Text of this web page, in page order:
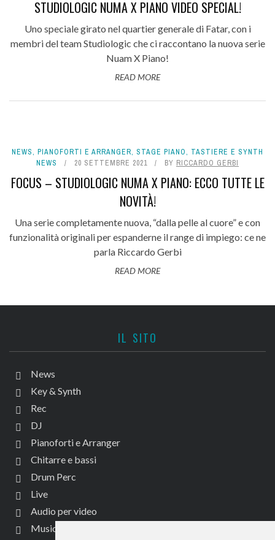
STUDIOLOGIC NUMA X PIANO VIDEO SPECIAL!
Uno speciale girato nel quartier generale di Fatar, con i
membri del team Studiologic che ci raccontano la nuova serie
Nuam X Piano!
READ MORE
NEWS, PIANOFORTI E ARRANGER, STAGE PIANO, TASTIERE E SYNTH
NEWS
20 SETTEMBRE 2021 BY RICCARDO GERBI
FOCUS – STUDIOLOGIC NUMA X PIANO: ECCO TUTTE LE
NOVITÀ!
Una serie completamente nuova, “dalla pelle al cuore” e con
funzionalità originali per espanderne il range di impiego: ce ne
parla Riccardo Gerbi
READ MORE
IL SITO
News
Key & Synth
Rec
DJ
Pianoforti e Arranger
Chitarre e bassi
Drum Perc
Live
Audio per video
Music Life